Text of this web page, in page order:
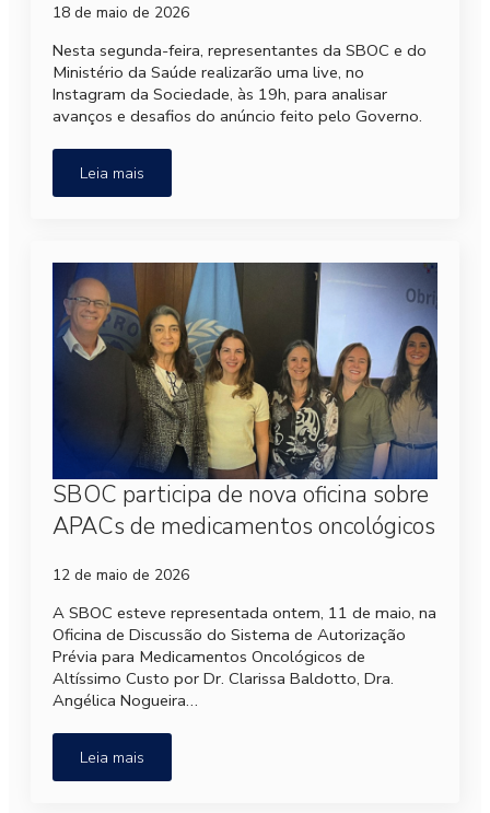
18 de maio de 2026
Nesta segunda-feira, representantes da SBOC e do
Ministério da Saúde realizarão uma live, no
Instagram da Sociedade, às 19h, para analisar
avanços e desafios do anúncio feito pelo Governo.
Leia mais
SBOC participa de nova oficina sobre
APACs de medicamentos oncológicos
12 de maio de 2026
A SBOC esteve representada ontem, 11 de maio, na
Oficina de Discussão do Sistema de Autorização
Prévia para Medicamentos Oncológicos de
Altíssimo Custo por Dr. Clarissa Baldotto, Dra.
Angélica Nogueira…
Leia mais